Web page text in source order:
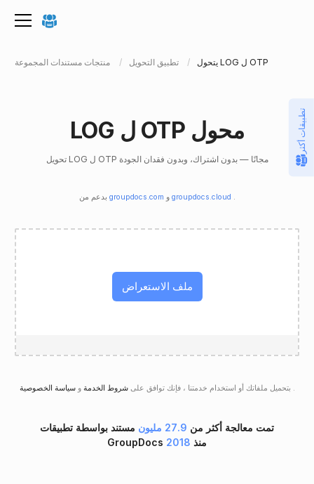
منتجات مستندات المجموعة تطبيق التحويل يتحول LOG ل OTP
LOG ل OTP محول
تحويل LOG ل OTP مجانًا — بدون اشتراك، وبدون فقدان الجودة
groupdocs.com و groupdocs.cloud .
ملف الاستعراض
بتحميل ملفاتك أو استخدام خدمتنا ، فإنك توافق علىشروط الخدمةو .
تمت معالجة أكثر من 27.9 مليون
مستند بواسطة تطبيقات
GroupDocs منذ 2018
تطبيقات أكثر